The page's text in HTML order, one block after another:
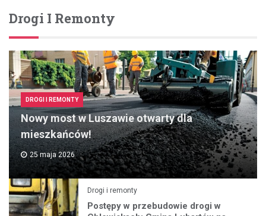
Drogi I Remonty
DROGI I REMONTY
Nowy most w Luszawie otwarty dla
mieszkańców!
25 maja 2026
Drogi i remonty
Postępy w przebudowie drogi w